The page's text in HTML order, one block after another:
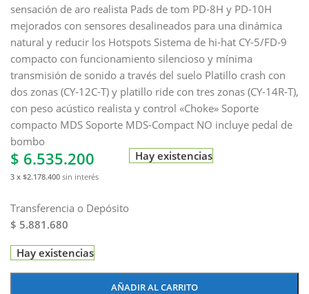
sensación de aro realista Pads de tom PD-8H y PD-10H
mejorados con sensores desalineados para una dinámica
natural y reducir los Hotspots Sistema de hi-hat CY-5/FD-9
compacto con funcionamiento silencioso y mínima
transmisión de sonido a través del suelo Platillo crash con
dos zonas (CY-12C-T) y platillo ride con tres zonas (CY-14R-T),
con peso acústico realista y control «Choke» Soporte
compacto MDS Soporte MDS-Compact NO incluye pedal de
bombo
$ 6.535.200
3 x $2.178.400 sin interés
Transferencia o Depósito
$ 5.881.680
Hay existencias
Hay existencias
AÑADIR AL CARRITO